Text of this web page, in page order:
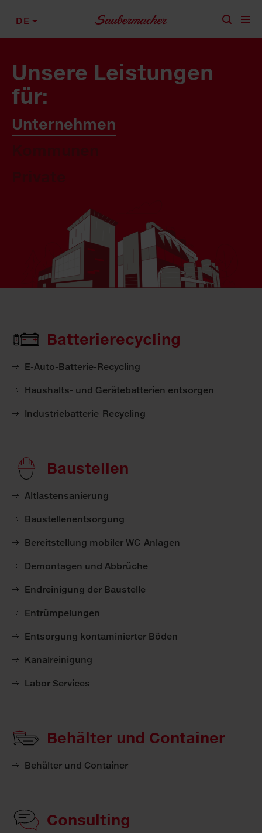
DE
Unsere Leistungen
für:
Unternehmen
Batterierecycling
E-Auto-Batterie-Recycling
Haushalts- und Gerätebatterien entsorgen
Industriebatterie-Recycling
Baustellen
Altlastensanierung
Baustellenentsorgung
Bereitstellung mobiler WC-Anlagen
Demontagen und Abbrüche
Endreinigung der Baustelle
Entrümpelungen
Entsorgung kontaminierter Böden
Kanalreinigung
Labor Services
Behälter und Container
Behälter und Container
Consulting